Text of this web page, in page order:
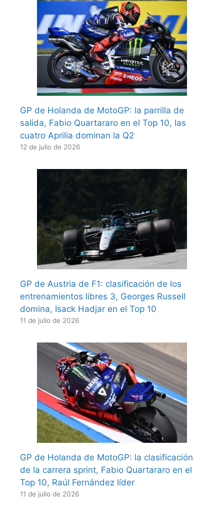
GP de Holanda de MotoGP: la parrilla de
salida, Fabio Quartararo en el Top 10, las
cuatro Aprilia dominan la Q2
12 de julio de 2026
GP de Austria de F1: clasificación de los
entrenamientos libres 3, Georges Russell
domina, Isack Hadjar en el Top 10
11 de julio de 2026
GP de Holanda de MotoGP: la clasificación
de la carrera sprint, Fabio Quartararo en el
Top 10, Raúl Fernández líder
11 de julio de 2026